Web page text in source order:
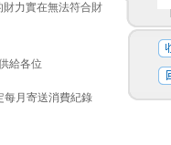
力實在無法符合財
給各位
每月寄送消費紀錄